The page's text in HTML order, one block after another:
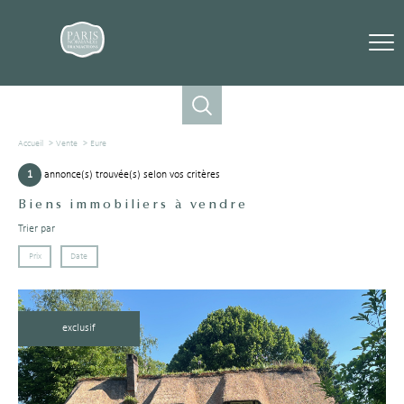
Accueil Vente Eure
1 annonce(s) trouvée(s) selon vos critères
Biens immobiliers à vendre
Trier par
Prix Date
exclusif